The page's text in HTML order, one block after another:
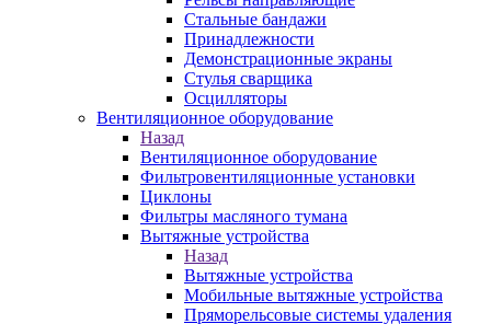
Стальные бандажи
Принадлежности
Демонстрационные экраны
Стулья сварщика
Осцилляторы
Вентиляционное оборудование
Назад
Вентиляционное оборудование
Фильтровентиляционные установки
Циклоны
Фильтры масляного тумана
Вытяжные устройства
Назад
Вытяжные устройства
Мобильные вытяжные устройства
Пряморельсовые системы удаления